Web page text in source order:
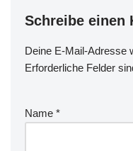
Schreibe einen
Deine E-Mail-Adresse
Erforderliche Felder
Name *